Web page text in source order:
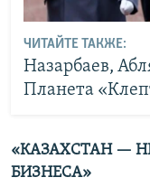
ЧИТАЙТЕ ТАКЖЕ:
Назарбаев,
Планета
«КАЗАХСТАН —
БИЗНЕСА»